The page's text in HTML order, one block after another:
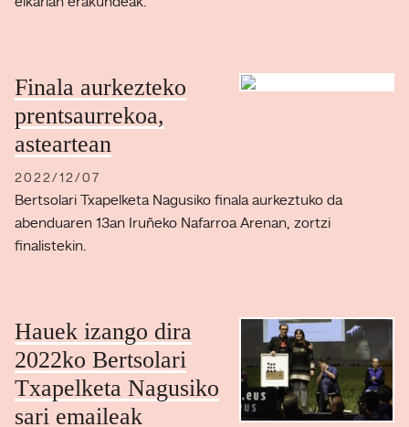
elkarlan erakundeak.
Finala aurkezteko
prentsaurrekoa,
asteartean
2022/12/07
Bertsolari Txapelketa Nagusiko finala aurkeztuko da
abenduaren 13an Iruñeko Nafarroa Arenan, zortzi
finalistekin.
Hauek izango dira
2022ko Bertsolari
Txapelketa Nagusiko
sari emaileak